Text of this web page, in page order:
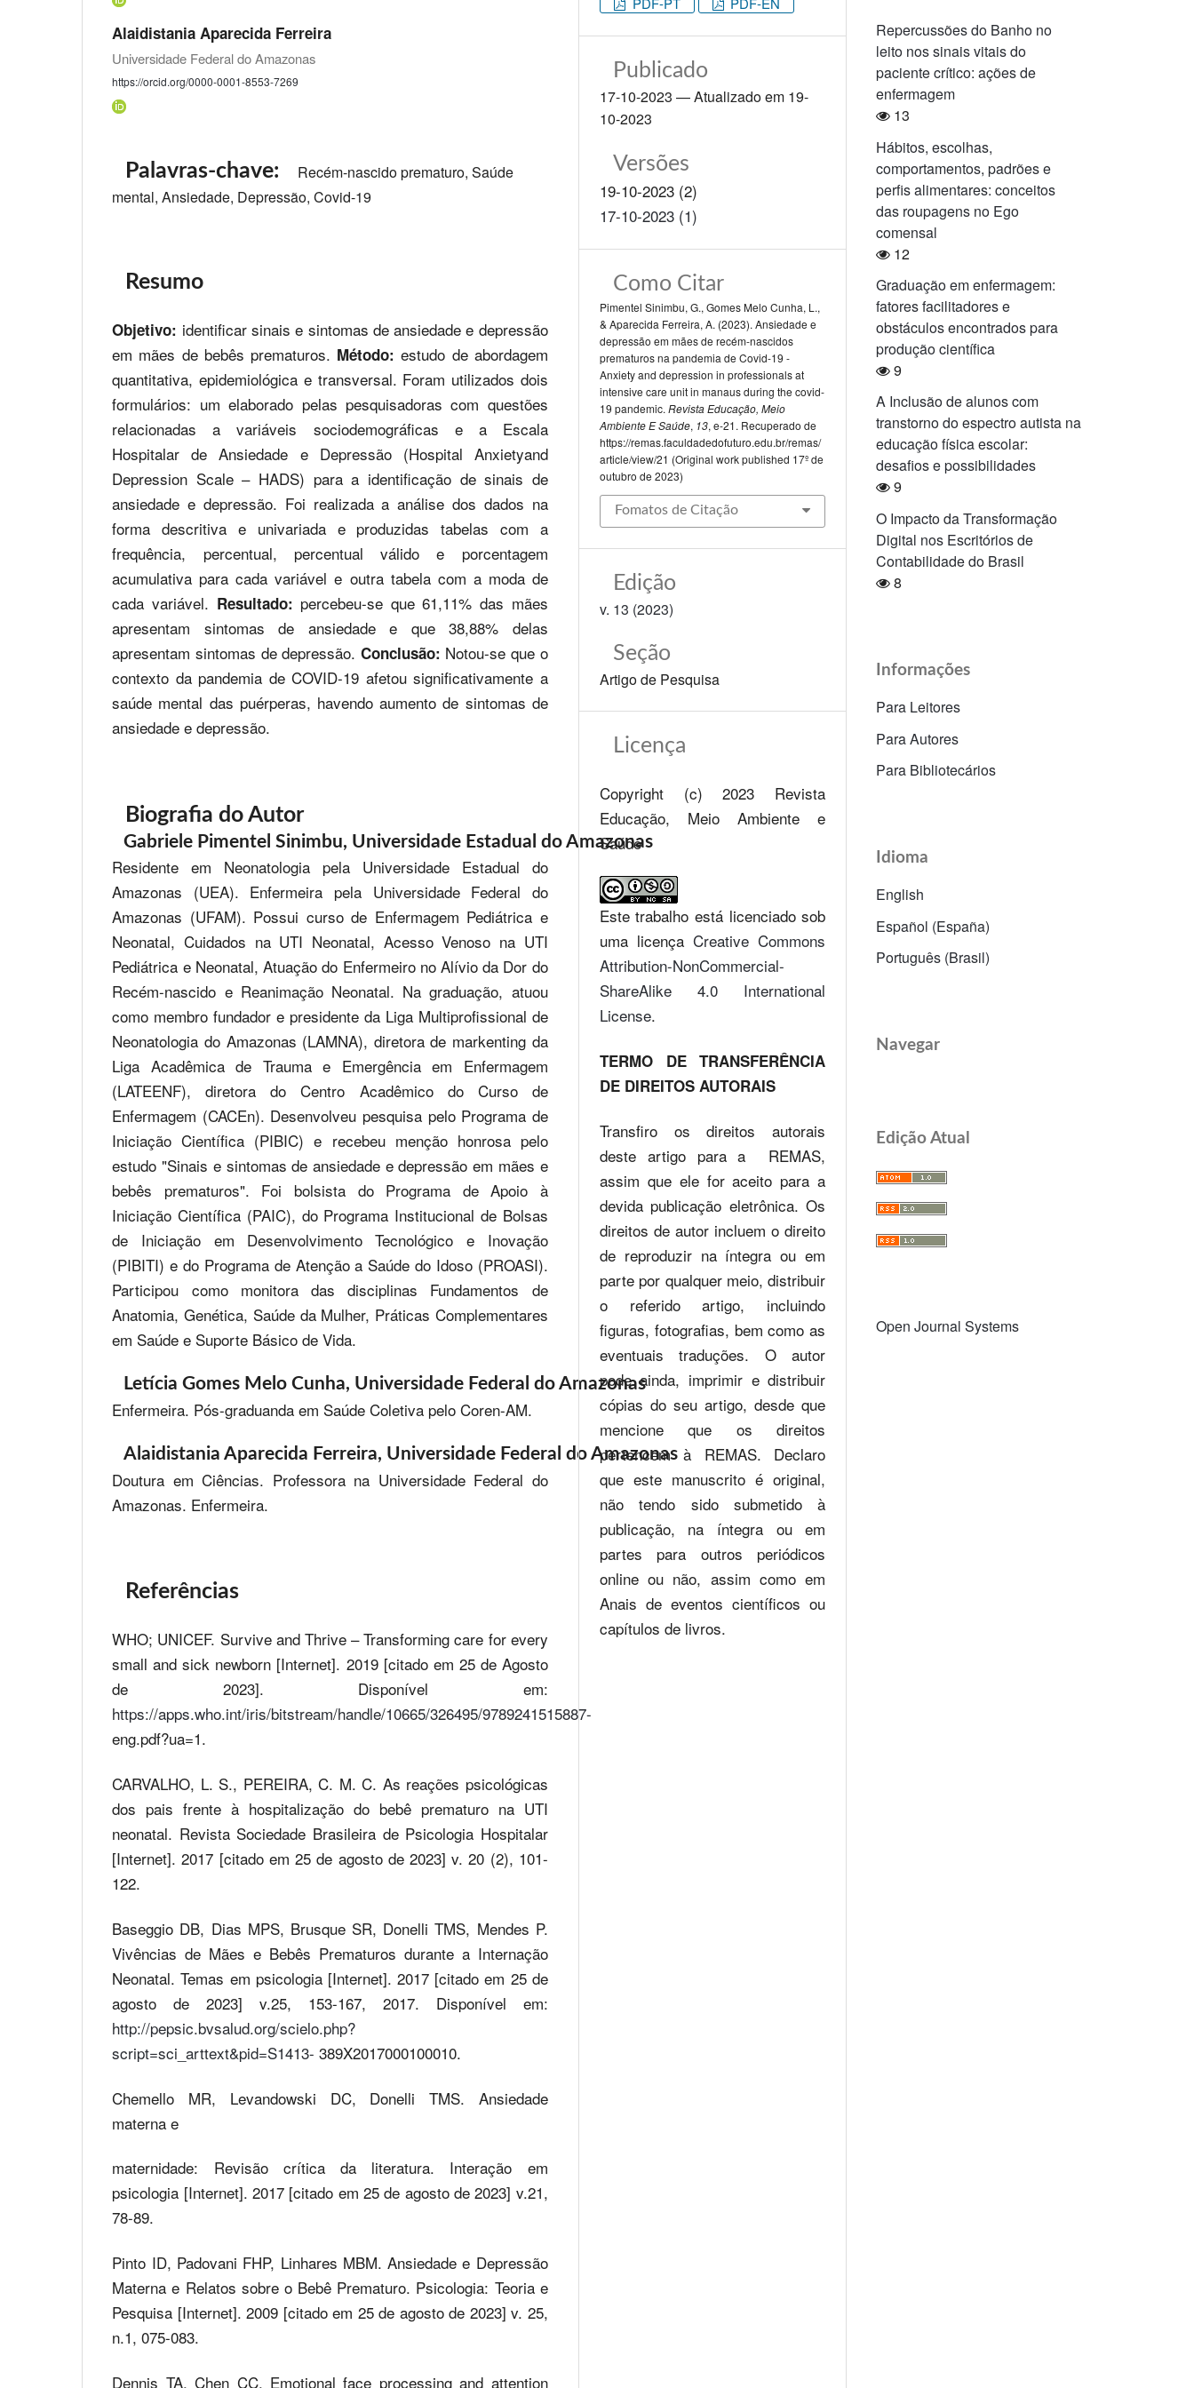
Alaidistania Aparecida Ferreira
Universidade Federal do Amazonas
https://orcid.org/0000-0001-8553-7269
Palavras-chave:
Recém-nascido prematuro, Saúde
mental, Ansiedade, Depressão, Covid-19
Resumo
Objetivo: identificar sinais e sintomas de ansiedade e depressão
em mães de bebês prematuros. Método:estudo de abordagem
quantitativa, epidemiológica e transversal. Foram utilizados dois
formulários: um elaborado pelas pesquisadoras com questões
relacionadas a variáveis sociodemográficas e a Escala
Hospitalar de Ansiedade e Depressão (Hospital Anxietyand
Depression Scale – HADS) para a identificação de sinais de
ansiedade e depressão. Foi realizada a análise dos dados na
forma descritiva e univariada e produzidas tabelas com a
frequência, percentual, percentual válido e porcentagem
acumulativa para cada variável e outra tabela com a moda de
cada variável. Resultado: percebeu-se que 61,11% das mães
apresentam sintomas de ansiedade e que 38,88% delas
apresentam sintomas de depressão. Conclusão: Notou-se que o
contexto da pandemia de COVID-19 afetou significativamente a
saúde mental das puérperas, havendo aumento de sintomas de
ansiedade e depressão.
Biografia do Autor
Gabriele Pimentel Sinimbu, Universidade Estadual do Amazonas
Residente em Neonatologia pela Universidade Estadual do
Amazonas (UEA). Enfermeira pela Universidade Federal do
Amazonas (UFAM). Possui curso de Enfermagem Pediátrica e
Neonatal, Cuidados na UTI Neonatal, Acesso Venoso na UTI
Pediátrica e Neonatal, Atuação do Enfermeiro no Alívio da Dor do
Recém-nascido e Reanimação Neonatal. Na graduação, atuou
como membro fundador e presidente da Liga Multiprofissional de
Neonatologia do Amazonas (LAMNA), diretora de markenting da
Liga Acadêmica de Trauma e Emergência em Enfermagem
(LATEENF), diretora do Centro Acadêmico do Curso de
Enfermagem (CACEn). Desenvolveu pesquisa pelo Programa de
Iniciação Científica (PIBIC) e recebeu menção honrosa pelo
estudo "Sinais e sintomas de ansiedade e depressão em mães e
bebês prematuros". Foi bolsista do Programa de Apoio à
Iniciação Científica (PAIC), do Programa Institucional de Bolsas
de Iniciação em Desenvolvimento Tecnológico e Inovação
(PIBITI) e do Programa de Atenção a Saúde do Idoso (PROASI).
Participou como monitora das disciplinas Fundamentos de
Anatomia, Genética, Saúde da Mulher, Práticas Complementares
em Saúde e Suporte Básico de Vida.
Letícia Gomes Melo Cunha, Universidade Federal do Amazonas
Enfermeira. Pós-graduanda em Saúde Coletiva pelo Coren-AM.
Alaidistania Aparecida Ferreira, Universidade Federal do Amazonas
Doutura em Ciências. Professora na Universidade Federal do
Amazonas. Enfermeira.
Referências
WHO; UNICEF. Survive and Thrive – Transforming care for every
small and sick newborn [Internet]. 2019 [citado em 25 de Agosto
de 2023]. Disponível em:
https://apps.who.int/iris/bitstream/handle/10665/326495/9789241515887-
eng.pdf?ua=1.
CARVALHO, L. S., PEREIRA, C. M. C. As reações psicológicas
dos pais frente à hospitalização do bebê prematuro na UTI
neonatal. Revista Sociedade Brasileira de Psicologia Hospitalar
[Internet]. 2017 [citado em 25 de agosto de 2023] v. 20 (2), 101-
122.
Baseggio DB, Dias MPS, Brusque SR, Donelli TMS, Mendes P.
Vivências de Mães e Bebês Prematuros durante a Internação
Neonatal. Temas em psicologia [Internet]. 2017 [citado em 25 de
agosto de 2023] v.25, 153-167, 2017. Disponível em:
http://pepsic.bvsalud.org/scielo.php?
script=sci_arttext&pid=S1413- 389X2017000100010.
Chemello MR, Levandowski DC, Donelli TMS. Ansiedade
materna e
maternidade: Revisão crítica da literatura. Interação em
psicologia [Internet]. 2017 [citado em 25 de agosto de 2023] v.21,
78-89.
Pinto ID, Padovani FHP, Linhares MBM. Ansiedade e Depressão
Materna e Relatos sobre o Bebê Prematuro. Psicologia: Teoria e
Pesquisa [Internet]. 2009 [citado em 25 de agosto de 2023] v. 25,
n.1, 075-083.
Dennis TA, Chen CC. Emotional face processing and attention
Publicado
17-10-2023 — Atualizado em 19-
10-2023
Versões
19-10-2023 (2)
17-10-2023 (1)
Como Citar
Pimentel Sinimbu, G., Gomes Melo Cunha, L.,
& Aparecida Ferreira, A. (2023). Ansiedade e
depressão em mães de recém-nascidos
prematuros na pandemia de Covid-19 -
Anxiety and depression in professionals at
intensive care unit in manaus during the covid-
19 pandemic. Revista Educação, Meio
Ambiente E Saúde, 13, e-21. Recuperado de
https://remas.faculdadedofuturo.edu.br/remas/
article/view/21 (Original work published 17º de
outubro de 2023)
Fomatos de Citação
Edição
v. 13 (2023)
Seção
Artigo de Pesquisa
Licença
Copyright (c) 2023 Revista
Educação, Meio Ambiente e
Saúde
Este trabalho está licenciado sob
uma licençaCreative Commons
Attribution-NonCommercial-
ShareAlike 4.0 International
License.
TERMO DE TRANSFERÊNCIA
DE DIREITOS AUTORAIS
Transfiro os direitos autorais
deste artigo para a REMAS,
assim que ele for aceito para a
devida publicação eletrônica. Os
direitos de autor incluem o direito
de reproduzir na íntegra ou em
parte por qualquer meio, distribuir
o referido artigo, incluindo
figuras, fotografias, bem como as
eventuais traduções. O autor
pode ainda, imprimir e distribuir
cópias do seu artigo, desde que
mencione que os direitos
pertencem à REMAS. Declaro
que este manuscrito é original,
não tendo sido submetido à
publicação, na íntegra ou em
partes para outros periódicos
online ou não, assim como em
Anais de eventos científicos ou
capítulos de livros.
Repercussões do Banho no
leito nos sinais vitais do
paciente crítico: ações de
enfermagem
13
Hábitos, escolhas,
comportamentos, padrões e
perfis alimentares: conceitos
das roupagens no Ego
comensal
12
Graduação em enfermagem:
fatores facilitadores e
obstáculos encontrados para
produção científica
9
A Inclusão de alunos com
transtorno do espectro autista na
educação física escolar:
desafios e possibilidades
9
O Impacto da Transformação
Digital nos Escritórios de
Contabilidade do Brasil
8
Informações
Para Leitores
Para Autores
Para Bibliotecários
Idioma
English
Español (España)
Português (Brasil)
Navegar
Edição Atual
Open Journal Systems